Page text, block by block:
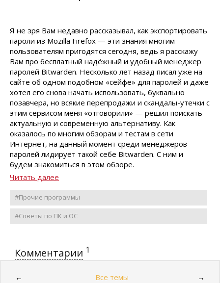
Я не зря Вам недавно рассказывал, как экспортировать
пароли из Mozilla Firefox — эти знания многим
пользователям пригодятся сегодня, ведь я расскажу
Вам про бесплатный надёжный и удобный менеджер
паролей Bitwarden. Несколько лет назад писал уже на
сайте об одном подобном «сейфе» для паролей и даже
хотел его снова начать использовать, буквально
позавчера, но всякие перепродажи и скандалы-утечки с
этим сервисом меня «отговорили» — решил поискать
актуальную и современную альтернативу. Как
оказалось по многим обзорам и тестам в сети
Интернет, на данный момент среди менеджеров
паролей лидирует такой себе Bitwarden. С ним и
будем знакомиться в этом обзоре.
Читать далее
#Прочие программы
#Советы по ПК и ОС
Комментарии 1
← Все темы →